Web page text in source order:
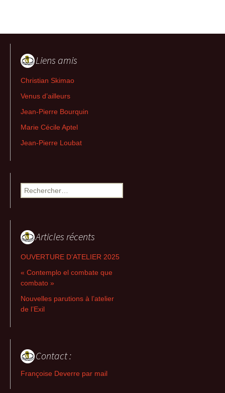
Liens amis
Christian Skimao
Venus d’ailleurs
Jean-Pierre Bourquin
Marie Cécile Aptel
Jean-Pierre Loubat
Rechercher :
Articles récents
OUVERTURE D’ATELIER 2025
« Contemplo el combate que
combato »
Nouvelles parutions à l’atelier
de l’Exil
Contact :
Françoise Deverre par mail